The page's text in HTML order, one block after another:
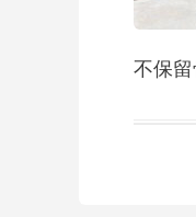
不保